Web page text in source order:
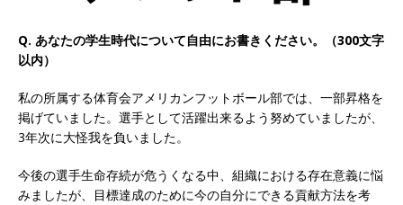
完全休み ｜ プライム上場 ｜ M&A総合研究所
体育会積極採用企業
参加者は書類選考・一次面接免除 】 M&A総研の
グループ企業 ｜ 日本トップレベルの企業へ幅広
大手グループとしての安定性バツグン ｜ 年収
Q. あなたの学生時代について自由にお書きください。（300文字
以内）
私の所属する体育会アメリカンフットボール部では、一部昇格を
掲げていました。選手として活躍出来るよう努めていましたが、
3年次に大怪我を負いました。
今後の選手生命存続が危うくなる中、組織における存在意義に悩
みましたが、目標達成のために今の自分にできる貢献方法を考